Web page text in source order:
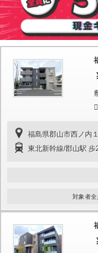
福島県郡山市西ノ内１
東北新幹線/郡山駅 歩
対象者全